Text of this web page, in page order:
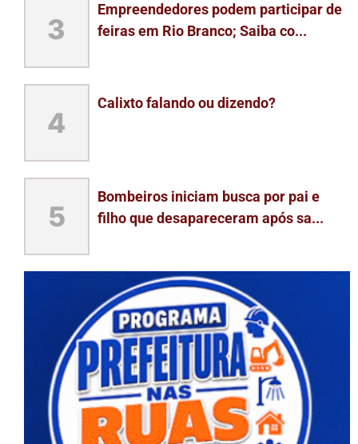
3
Empreendedores podem participar de
feiras em Rio Branco; Saiba co...
4
Calixto falando ou dizendo?
5
Bombeiros iniciam busca por pai e
filho que desapareceram após sa...